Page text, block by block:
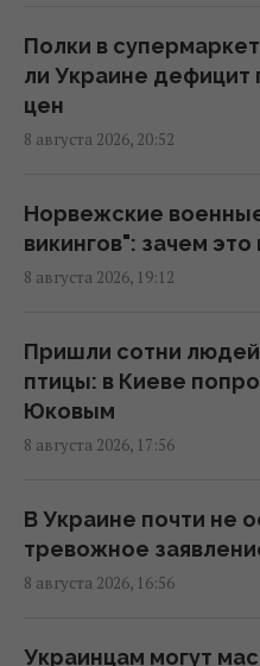
18:43 суббота, 08 августа 2026
"Молимся, когда
рассказали BBC об
18:35 суббота, 08 августа 2026
К 2030 году в
рассказала о рисках
16:46 суббота, 08 августа 2026
Россия готовит
мониторы
16:43 суббота, 08 августа 2026
начать "свободную
Полки в
ли Украине дефицит
цен
8 августа 2026, 20:52
Норвежские
викингов": зачем
8 августа 2026, 19:12
Пришли сотни
птицы: в Киеве
Юковым
8 августа 2026, 17:56
В Украине почти не
тревожное
8 августа 2026, 16:56
Украинцам могут